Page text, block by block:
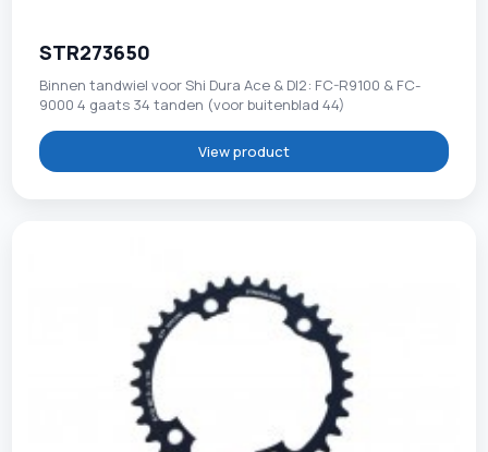
STR273650
Binnen tandwiel voor Shi Dura Ace & DI2: FC-R9100 & FC-
9000 4 gaats 34 tanden (voor buitenblad 44)
View product